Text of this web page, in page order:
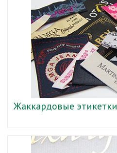
Жаккардовые этикетки